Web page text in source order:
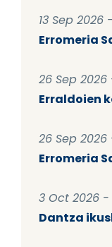
13 Sep 2026
Erromeria
26 Sep 2026
Erraldoien
26 Sep 2026
Erromeria
3 Oct 2026 -
Dantza